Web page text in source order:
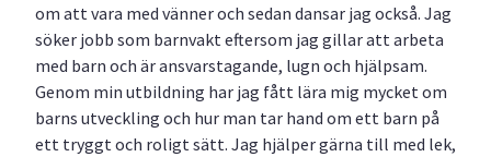
om att vara med vänner och sedan dansar jag också. Jag
söker jobb som barnvakt eftersom jag gillar att arbeta
med barn och är ansvarstagande, lugn och hjälpsam.
Genom min utbildning har jag fått lära mig mycket om
barns utveckling och hur man tar hand om ett barn på
ett tryggt och roligt sätt. Jag hjälper gärna till med lek,